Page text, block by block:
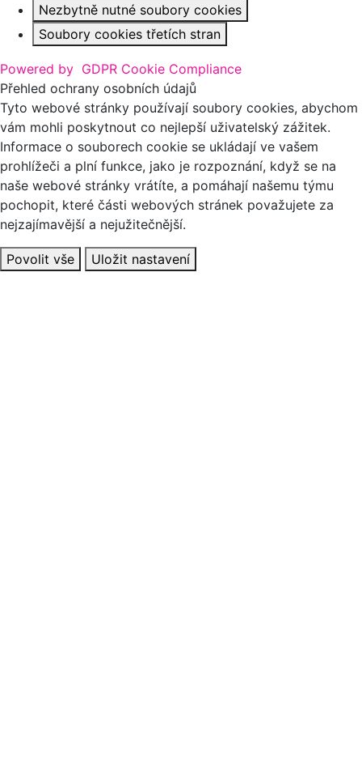
Nezbytně nutné soubory cookies
Soubory cookies třetích stran
Powered by GDPR Cookie Compliance
Přehled ochrany osobních údajů
Tyto webové stránky používají soubory cookies, abychom
vám mohli poskytnout co nejlepší uživatelský zážitek.
Informace o souborech cookie se ukládají ve vašem
prohlížeči a plní funkce, jako je rozpoznání, když se na
naše webové stránky vrátíte, a pomáhají našemu týmu
pochopit, které části webových stránek považujete za
nejzajímavější a nejužitečnější.
Povolit vše Uložit nastavení